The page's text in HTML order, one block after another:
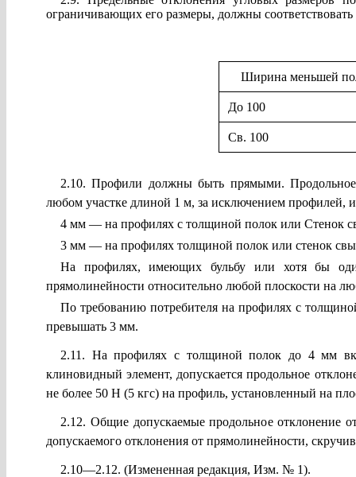
ограничивающих его размеры, должны
Ширина меньшей
До 100
Св. 100
2.10. Профили должны быть прямыми. Продольное
любом участке длиной 1 м, за исключением
4 мм — на профилях с толщиной полок или Стенок
3 мм — на профилях толщиной полок или стенок
На профилях, имеющих бульбу или хотя бы
прямолинейности относительно любой плоскости на
По требованию потребителя на профилях с
превышать 3 мм.
2.11. На профилях с толщиной полок до 4 мм
клиновидный элемент, допускается продольное
не более 50 Н (5 кгс) на профиль, установленный на
2.12. Общие допускаемые продольное отклонение
допускаемого отклонения от прямолинейности,
2.10—2.12. (Измененная редакция, Изм. № 1).